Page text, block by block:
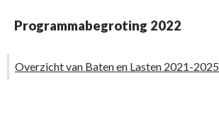
Programmabegroting 2022
Overzicht van Baten en Lasten 2021-2025